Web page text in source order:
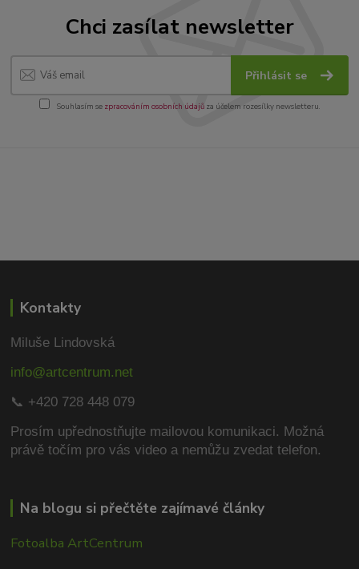
Chci zasílat newsletter
Přihlásit se
Souhlasím se zpracováním osobních údajůza účelem rozesílky newsletteru.
Kontakty
Miluše Lindovská
info@artcentrum.net
📞 +420 728 448 079
Prosím upřednostňujte mailovou komunikaci. Možná
právě točím pro vás video a nemůžu zvedat telefon.
Na blogu si přečtěte zajímavé články
Fotoalba ArtCentrum